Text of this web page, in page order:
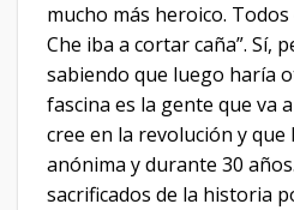
mucho más heroico. Todos
Che iba a cortar caña”. Sí,
sabiendo que luego haría
fascina es la gente que va
cree en la revolución y que
anónima y durante 30
sacrificados de la historia